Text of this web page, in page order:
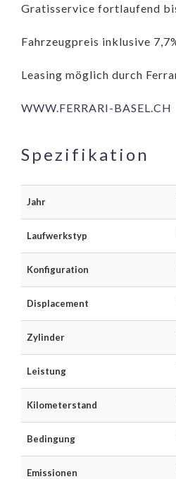
Gratisservice fortlaufend
Fahrzeugpreis inklusive
Leasing möglich durch
WWW.FERRARI-BASEL.CH
Spezifikation
Jahr
Laufwerkstyp
Konfiguration
Displacement
Zylinder
Leistung
Kilometerstand
Bedingung
Emissionen